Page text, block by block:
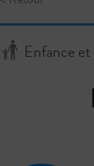
Enfance